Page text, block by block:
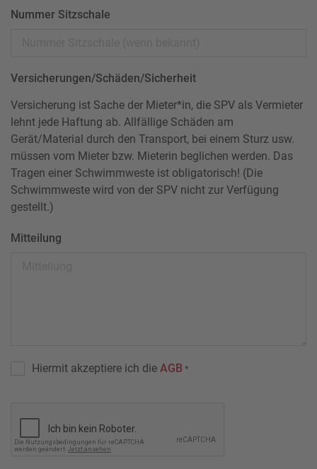
Nummer Sitzschale
Versicherungen/Schäden/Sicherheit
Versicherung ist Sache der Mieter*in, die SPV als Vermieter
lehnt jede Haftung ab. Allfällige Schäden am
Gerät/Material durch den Transport, bei einem Sturz usw.
müssen vom Mieter bzw. Mieterin beglichen werden. Das
Tragen einer Schwimmweste ist obligatorisch! (Die
Schwimmweste wird von der SPV nicht zur Verfügung
gestellt.)
Mitteilung
Hiermit akzeptiere ich dieAGB *